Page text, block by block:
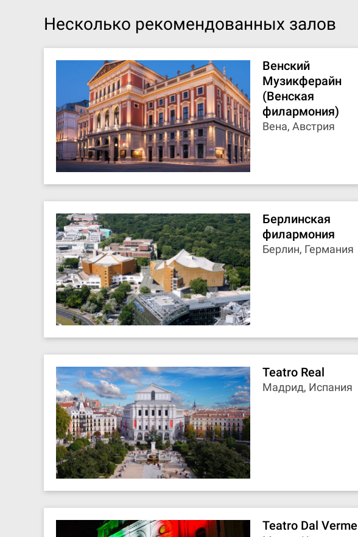
Несколько рекомендованных залов
Венский
Музикферайн
(Венская
филармония)
Вена, Австрия
Берлинская
филармония
Берлин, Германия
Teatro Real
Мадрид, Испания
Teatro Dal Verme